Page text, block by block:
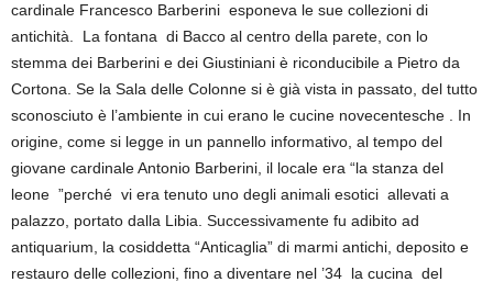
cardinale Francesco Barberini esponeva le sue collezioni di
antichità. La fontana di Bacco al centro della parete, con lo
stemma dei Barberini e dei Giustiniani è riconducibile a Pietro da
Cortona. Se la Sala delle Colonne si è già vista in passato, del tutto
sconosciuto è l’ambiente in cui erano le cucine novecentesche . In
origine, come si legge in un pannello informativo, al tempo del
giovane cardinale Antonio Barberini, il locale era “la stanza del
leone ”perché vi era tenuto uno degli animali esotici allevati a
palazzo, portato dalla Libia. Successivamente fu adibito ad
antiquarium, la cosiddetta “Anticaglia” di marmi antichi, deposito e
restauro delle collezioni, fino a diventare nel ’34 la cucina del